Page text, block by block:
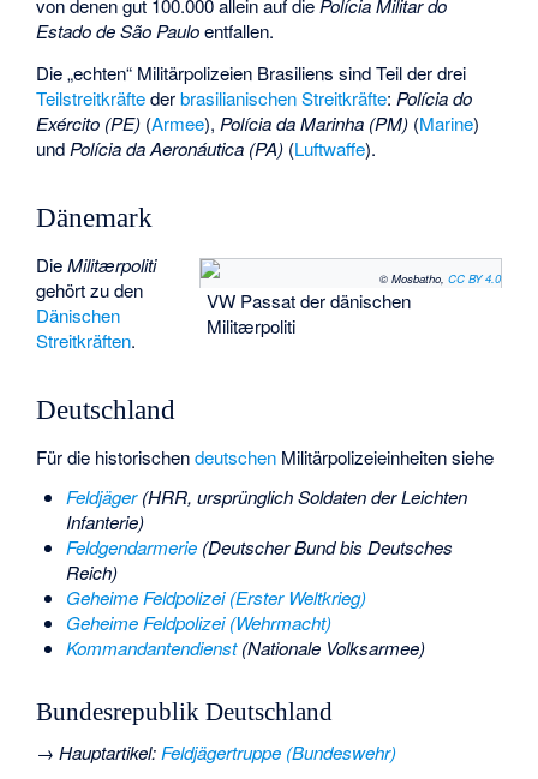
von denen gut 100.000 allein auf diePolícia Militar do
Estado de São Pauloentfallen.
Die „echten“ Militärpolizeien Brasiliens sind Teil der drei
Teilstreitkräftederbrasilianischen Streitkräfte: Polícia do
Exército (PE) (Armee), Polícia da Marinha (PM) (Marine)
und Polícia da Aeronáutica (PA) (Luftwaffe).
Dänemark
© Mosbatho, CC BY 4.0
VW Passat der dänischen
Militærpoliti
DieMilitærpoliti
gehört zu den
Dänischen
Streitkräften.
Deutschland
Für die historischendeutschen Militärpolizeieinheiten siehe
Feldjäger(HRR, ursprünglich Soldaten der Leichten
Infanterie)
Feldgendarmerie(Deutscher Bund bis Deutsches
Reich)
Geheime Feldpolizei (Erster Weltkrieg)
Geheime Feldpolizei (Wehrmacht)
Kommandantendienst(Nationale Volksarmee)
Bundesrepublik Deutschland
→Hauptartikel: Feldjägertruppe (Bundeswehr)